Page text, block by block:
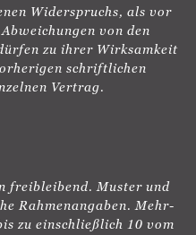
Widerspruchs, als vor
von den
zu ihrer Wirksamkeit
schriftlichen
Vertrag.
freibleibend. Muster und
Rahmenangaben. Mehr-
zu einschließlich 10 vom